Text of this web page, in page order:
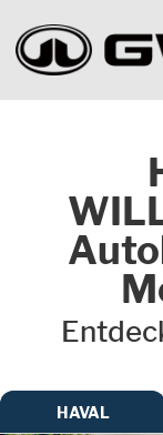
HAVAL